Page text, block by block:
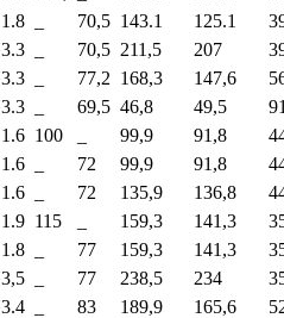
1.8 70,5 143.1 125.1
3.3 70,5 211,5 207
3.3 77,2 168,3 147,6
3.3 69,5 46,8 49,5
1.6 100 99,9 91,8
1.6 72 99,9 91,8
1.6 72 135,9 136,8
1.9 115 159,3 141,3
1.8 77 159,3 141,3
3,5 77 238,5 234
3.4 83 189,9 165,6